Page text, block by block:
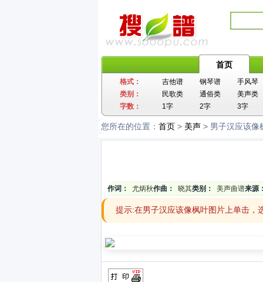
首页
格式： 吉他谱 钢琴谱 手风琴
类别：
民歌类 通俗类 美声类
字数：
1字 2字 3字
您所在的位置： 首页 > 美声 > 男子汉应该像
作词： 尤炳秋作曲： 晓其类别： 美声曲谱来源：
提示:在男子汉应该像枫叶图片上单击，